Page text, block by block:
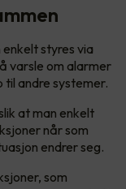
styres via
varsle om alarmer
andre systemer.
at man enkelt
når som
endrer seg.
som